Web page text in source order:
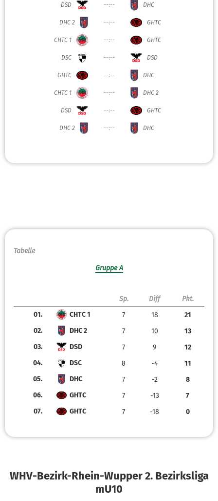
DSD --:-- DHC
DHC 2 --:-- GHTC
CHTC 1 --:-- GHTC
DSC --:-- DSD
GHTC --:-- DHC
CHTC 1 --:-- DHC 2
DSD --:-- GHTC
DHC 2 --:-- DHC
Tabelle
Gruppe A
Sp. Diff
Pkt.
01.
CHTC 1 7 18
21
02.
DHC 2 7 10
13
03.
DSD 7 9
12
04.
DSC 8 -4
11
05.
DHC 7 -2
8
06.
GHTC 7 -13
7
07.
GHTC 7 -18 0
WHV-Bezirk-Rhein-Wupper 2. Bezirksliga
mU10